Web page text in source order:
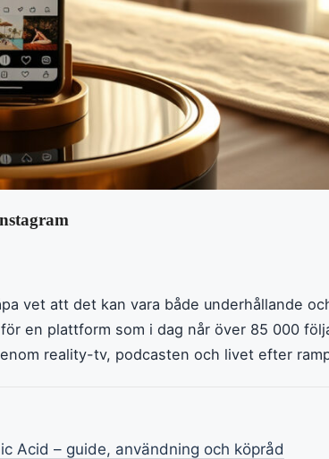
vet att det kan vara både underhållande
en plattform som i dag når över 85 000
reality-tv, podcasten och livet efter
Acid – guide, användning och köpråd